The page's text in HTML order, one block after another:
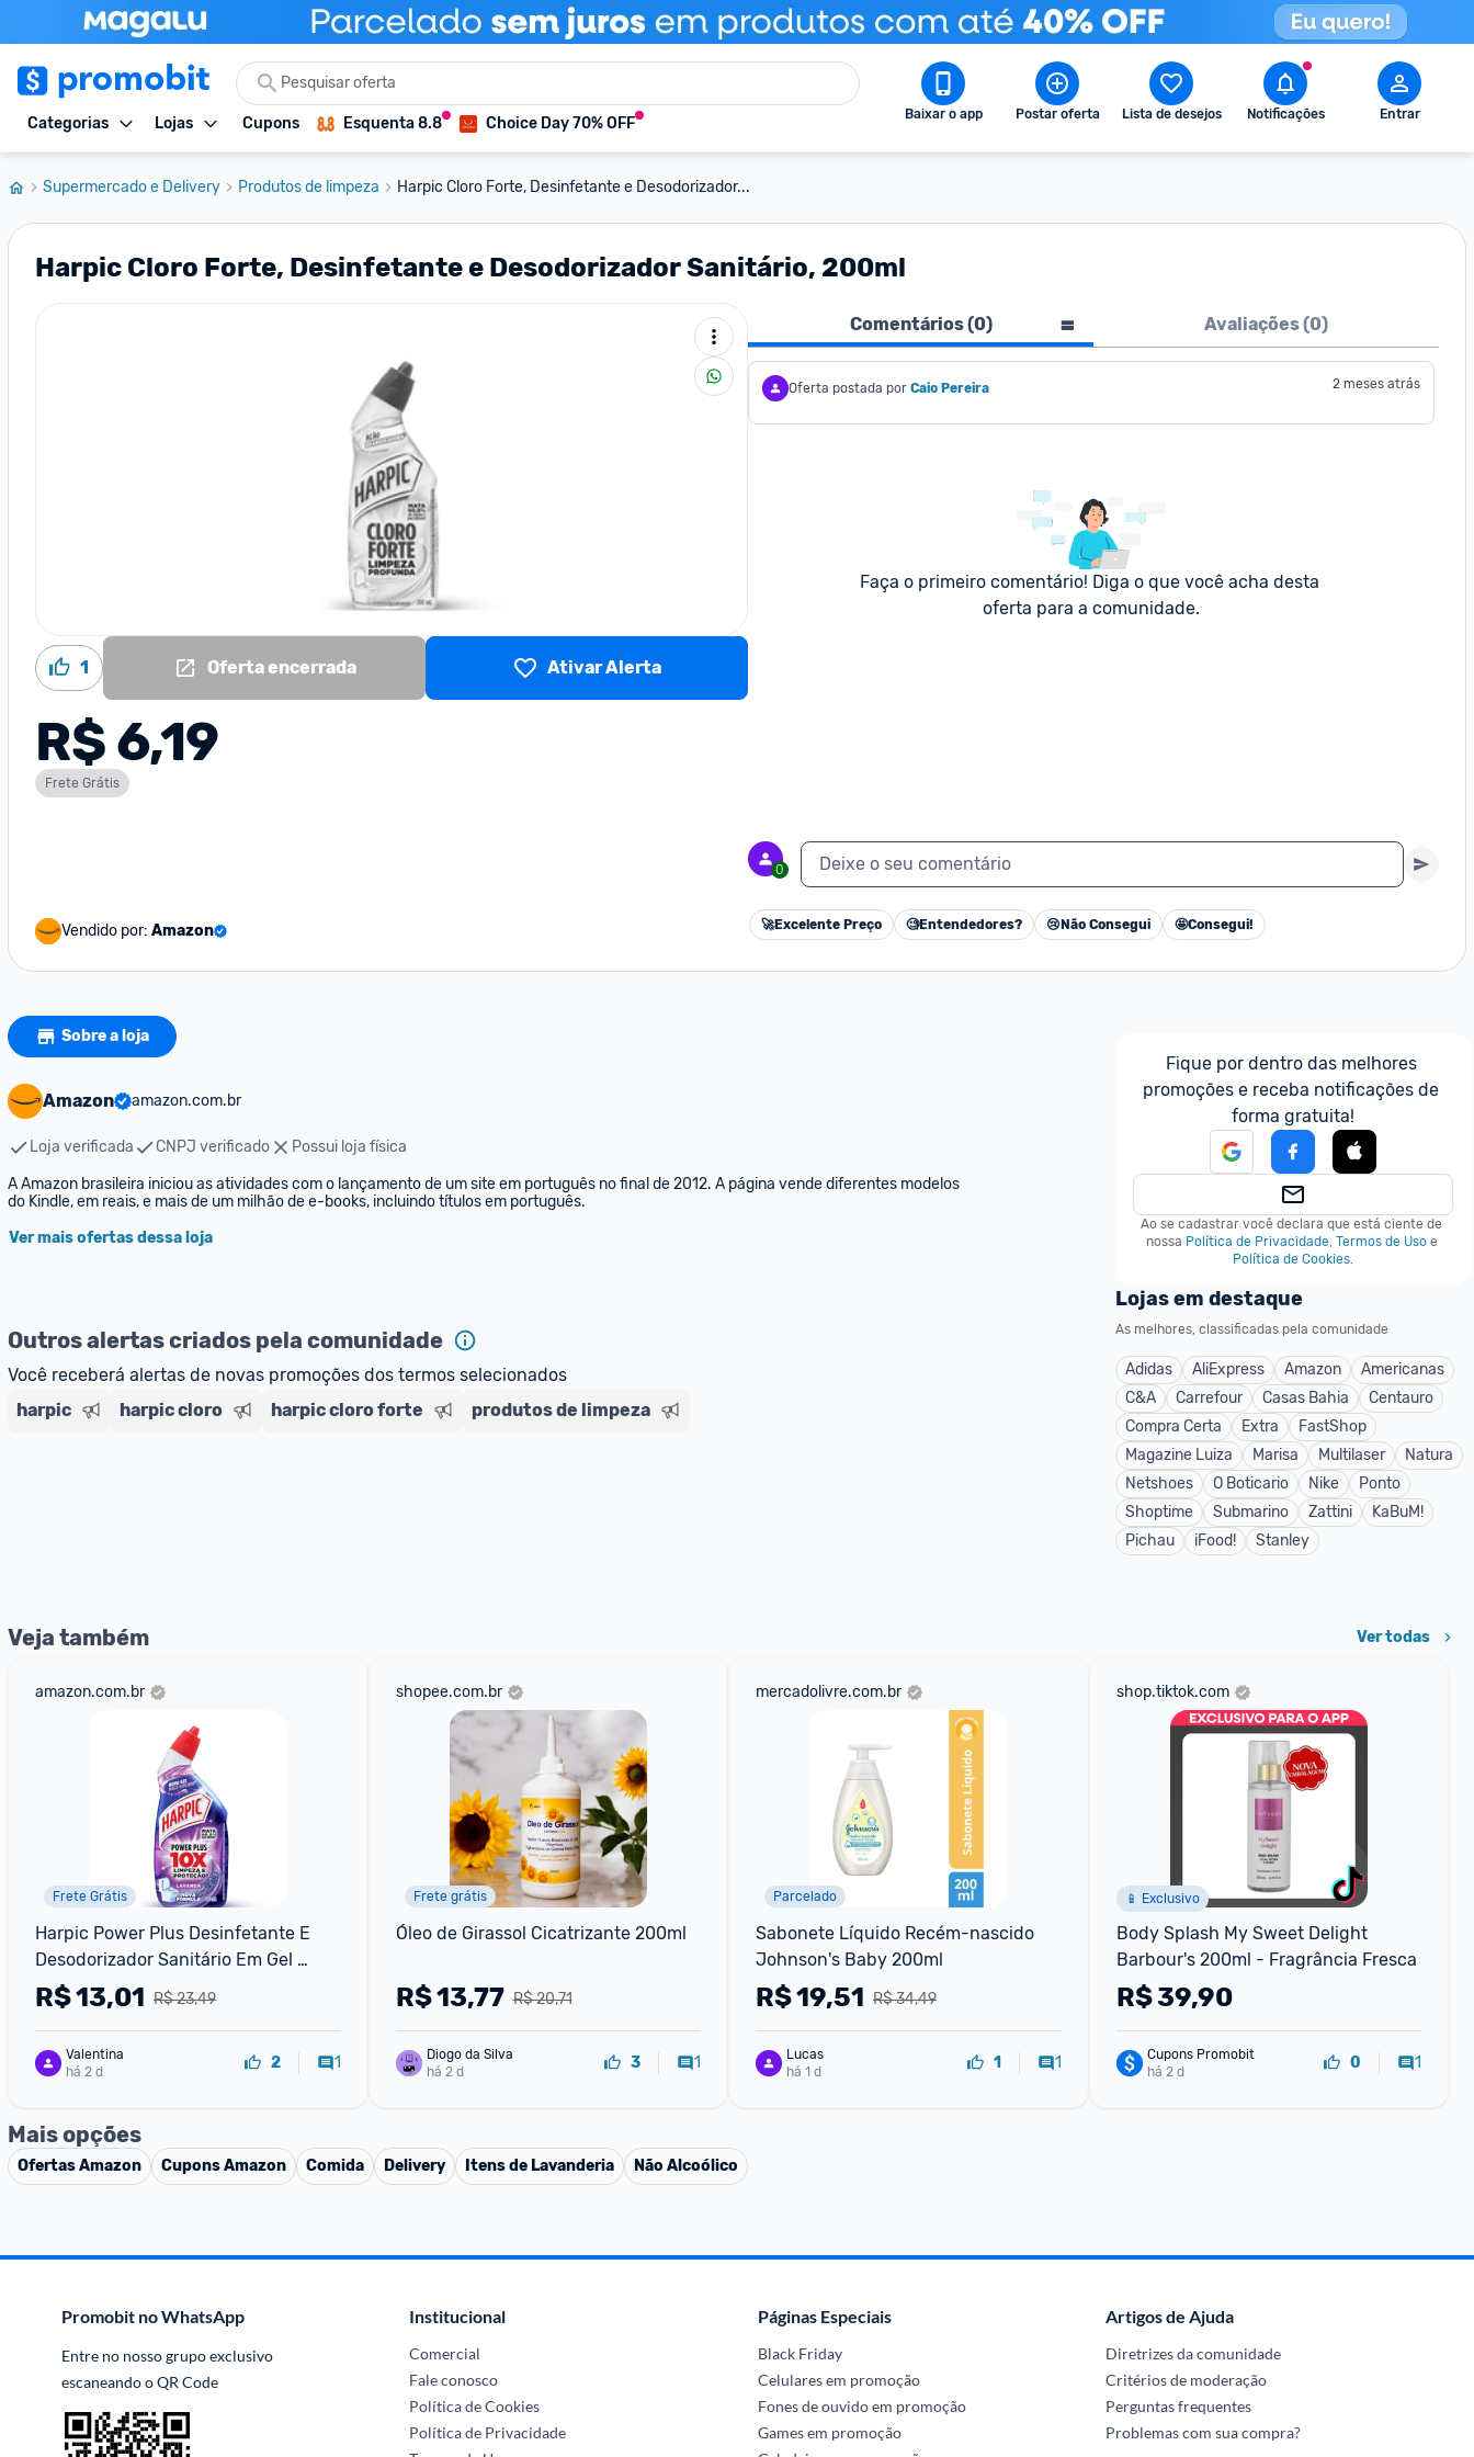
Categorias Lojas Cupons Esquenta 8.8 Choice Day 70% OFF Baixar o app Postar oferta Lista de desejos Notificações Entrar
Supermercado e Delivery Produtos de limpeza Harpic Cloro Forte, Desinfetante e Desodorizador...
Harpic Cloro Forte, Desinfetante e Desodorizador Sanitário, 200ml
1 Oferta encerrada Ativar Alerta
R$ 6,19
Frete Grátis
Vendido por: Amazon
Comentários (0) Avaliações (0)
Oferta postada por Caio Pereira 2 meses atrás
Faça o primeiro comentário! Diga o que você acha desta
oferta para a comunidade.
0 Deixe o seu comentário
🚀Excelente Preço 🧐Entendedores? 😢 Não Consegui 🤩Consegui!
Sobre a loja
Amazon amazon.com.br
Loja verificada CNPJ verificado
Possui loja física
A Amazon brasileira iniciou as atividades com o lançamento de um site em português no final de 2012. A página vende diferentes modelos
do Kindle, em reais, e mais de um milhão de e-books, incluindo títulos em português.
Ver mais ofertas dessa loja
Outros alertas criados pela comunidade
Você receberá alertas de novas promoções dos termos selecionados
harpic
harpic cloro harpic cloro forte produtos de limpeza
Fique por dentro das melhores
promoções e receba notificações de
forma gratuita!
Ao se cadastrar você declara que está ciente de
nossa Política de Privacidade, Termos de Uso e
Política de Cookies.
Lojas em destaque
As melhores, classificadas pela comunidade
Adidas AliExpress Amazon
Americanas
C&A
Carrefour Casas Bahia
Centauro
Compra Certa
Extra
FastShop
Magazine Luiza
Marisa Multilaser
Natura
Netshoes
O Boticario Nike
Ponto
Shoptime
Submarino Zattini
KaBuM!
Pichau
iFood! Stanley
Veja também Ver todas
amazon.com.br
Frete Grátis
Harpic Power Plus Desinfetante E
Desodorizador Sanitário Em Gel
Lavanda 500ml
R$ 23,49
R$13,01
Valentina
há 2 d
2 1
shopee.com.br
Frete grátis
Óleo de Girassol Cicatrizante 200ml
R$ 20,71
R$13,77
Diogo da Silva
há 2 d
3 1
mercadolivre.com.br
Parcelado
Sabonete Líquido Recém-nascido
Johnson's Baby 200ml
R$ 34,49
R$19,51
Lucas
há 1 d
1 1
shop.tiktok.com
📱 Exclusivo
Body Splash My Sweet Delight
Barbour's 200ml - Fragrância Fresca
R$39,90
Cupons Promobit
há 2 d
0 1
Mais opções
OfertasAmazon CuponsAmazon Comida Delivery Itens de Lavanderia Não Alcoólico
Promobit no WhatsApp
Entre no nosso grupo exclusivo
escaneando o QR Code
Institucional
Comercial
Fale conosco
Política de Cookies
Política de Privacidade
Páginas Especiais
Black Friday
Celulares em promoção
Fones de ouvido em promoção
Games em promoção
Artigos de Ajuda
Diretrizes da comunidade
Critérios de moderação
Perguntas frequentes
Problemas com sua compra?